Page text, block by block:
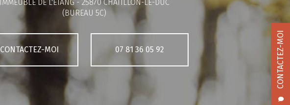
CONTACTEZ-MOI
Portrait
Galerie client
IMMEUBLE DE L'ETANG - 25870 CHÂTILLON-LE-DUC
(BUREAU 5C)
CONTACTEZ-MOI 07 81 36 05 92